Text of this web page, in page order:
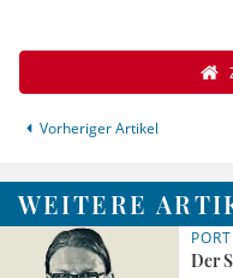
Vorheriger Artikel
WEITERE
Der